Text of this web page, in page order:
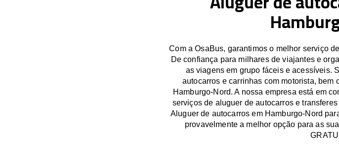
Com a OsaBus, garantimos o melhor serviço
De confiança para milhares de viajantes e
as viagens em grupo fáceis e acessíveis.
autocarros e carrinhas com motorista, bem
Hamburgo-Nord. A nossa empresa está em
serviços de aluguer de autocarros e
Aluguer de autocarros em Hamburgo-Nord
provavelmente a melhor opção para as